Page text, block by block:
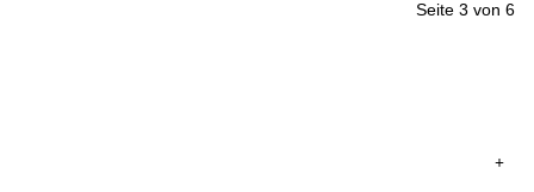
Seite 3 von 6